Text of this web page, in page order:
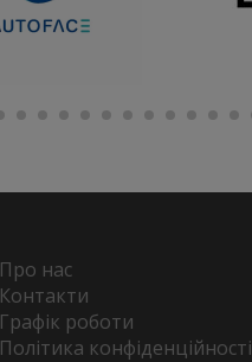
Про нас
Контакти
Графік роботи
Політика конфіденційності